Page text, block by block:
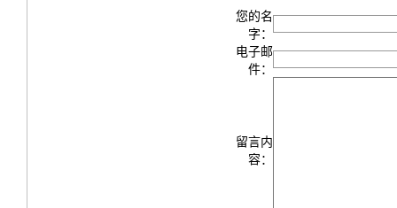
您的名
字：
电子邮
件：
留言内
容：